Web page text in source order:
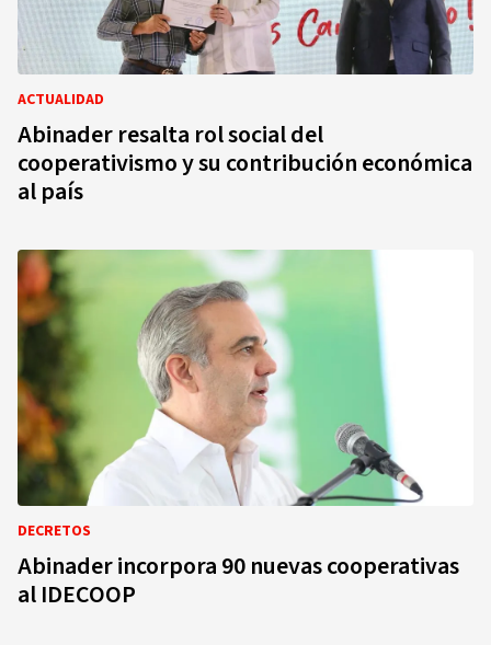
ACTUALIDAD
Abinader resalta rol social del
cooperativismo y su contribución económica
al país
DECRETOS
Abinader incorpora 90 nuevas cooperativas
al IDECOOP